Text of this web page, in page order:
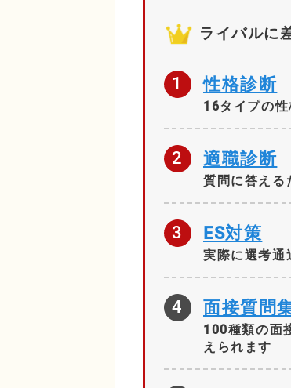
ライバルに
1 性格診断
16タイプの
2 適職診断
質問に答える
3 ES対策
実際に選考通
4 面接質問
100種類の面
えられます